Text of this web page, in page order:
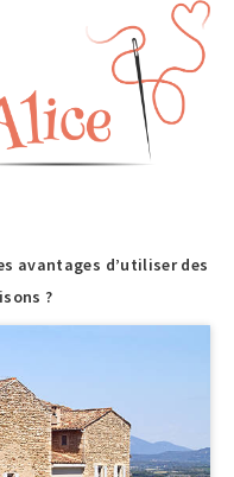
avantages d’utiliser des
?